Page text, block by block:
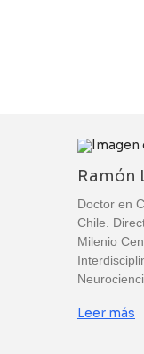
Ramón
Doctor en
Chile.
Milenio
Leer más